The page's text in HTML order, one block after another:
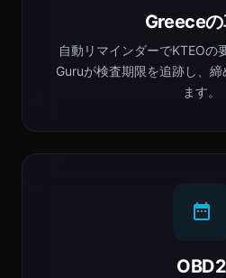
Greece
自動リマインダーでΚΤΕΟの
Guruが検査期限を追跡し、
ます。
OBD2